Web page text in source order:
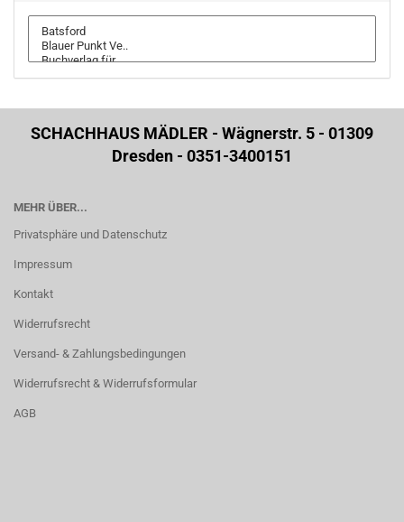
SCHACHHAUS MÄDLER - Wägnerstr. 5 - 01309
Dresden - 0351-3400151
MEHR ÜBER...
Privatsphäre und Datenschutz
Impressum
Kontakt
Widerrufsrecht
Versand- & Zahlungsbedingungen
Widerrufsrecht & Widerrufsformular
AGB